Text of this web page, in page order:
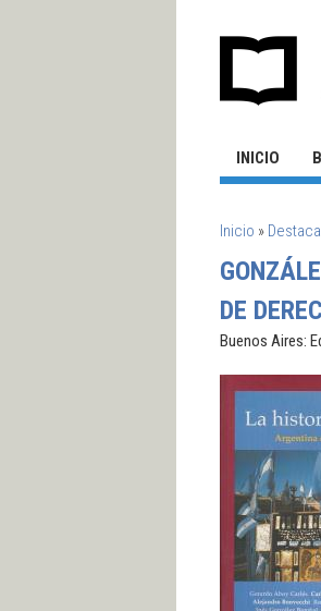
INICIO
SE
Inicio »
DE
Buenos Aires: